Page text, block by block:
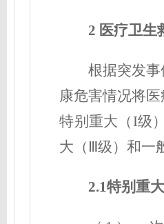
2 医疗卫生
根据突发
康危害情况将
特别重大（I级
大（Ⅲ级）和一
2.1特别重